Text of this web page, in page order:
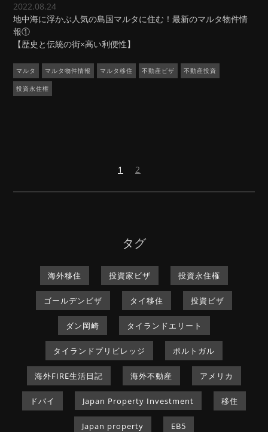
2022.08.24
地中海に浮かぶ人気の島国マルタに住む！最新のマルタ物件情
報①
【歴史と伝統の街×高い利便性】
マルタ マルタ物件情報 マルタ移住 不動産ビザ 不動産投資
投資永住権
1 2
ペ
タグ
海外移住 投資家ビザ 投資永住権
ゴールデンビザ タイ移住 投資ビザ
ダン岡崎 タイランドエリート
タイランドプリビレッジ ポルトガル
海外FIRE生活日記 海外不動産 アメリカ
ドバイ Japan Property Investment 移住
Japan property EB5